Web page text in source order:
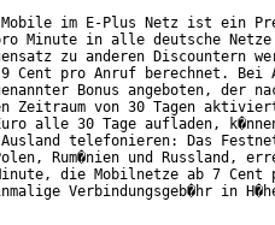
Mobile im E-Plus Netz ist ein
Minute in alle deutsche Netze
zu anderen Discountern
pro Anruf berechnet. Bei
Bonus angeboten, der
Zeitraum von 30 Tagen
alle 30 Tage aufladen,
telefonieren: Das
Rum�nien und Russland,
die Mobilnetze ab 7 Cent
Verbindungsgeb�hr in